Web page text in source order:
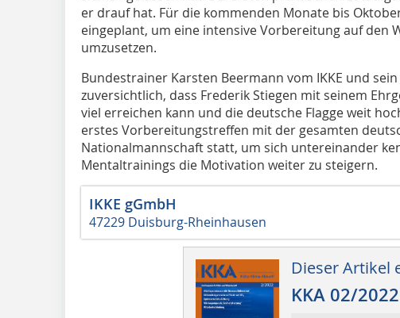
er drauf hat. Für die kommenden Monate bis
eingeplant, um eine intensive Vorbereitung auf den
umzusetzen.
Bundestrainer Karsten Beermann vom IKKE und
zuversichtlich, dass Frederik Stiegen mit seinem
viel erreichen kann und die deutsche Flagge weit
erstes Vorbereitungstreffen mit der gesamten
Nationalmannschaft statt, um sich untereinander
Mentaltrainings die Motivation weiter zu steigern.
IKKE gGmbH
47229 Duisburg-Rheinhausen
Dieser Artikel
KKA 02/2022